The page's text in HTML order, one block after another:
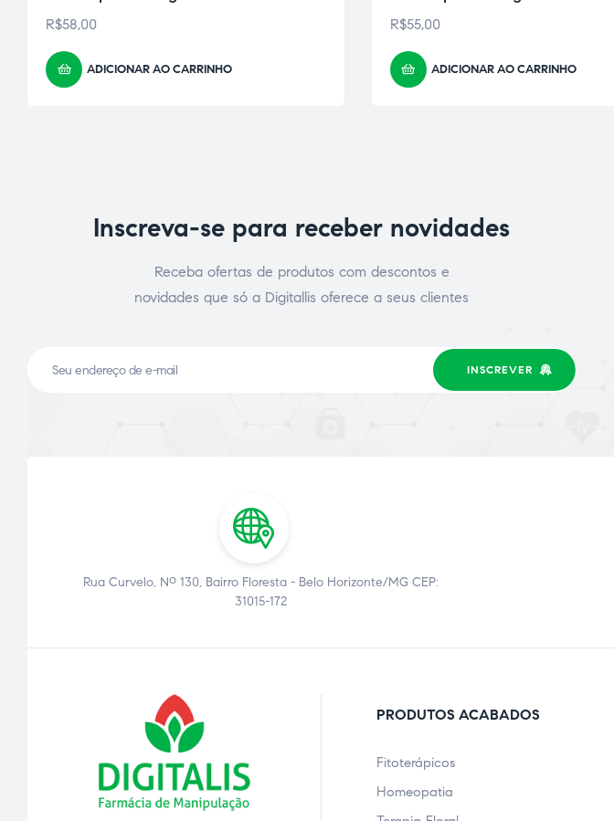
R$58,00
ADICIONAR AO CARRINHO
R$55,00
ADICIONAR AO CARRINHO
Inscreva-se para receber novidades
Receba ofertas de produtos com descontos e
novidades que só a Digitallis oferece a seus clientes
INSCREVER
Rua Curvelo, Nº 130, Bairro Floresta - Belo Horizonte/MG CEP:
31015-172
PRODUTOS ACABADOS
Fitoterápicos
Homeopatia